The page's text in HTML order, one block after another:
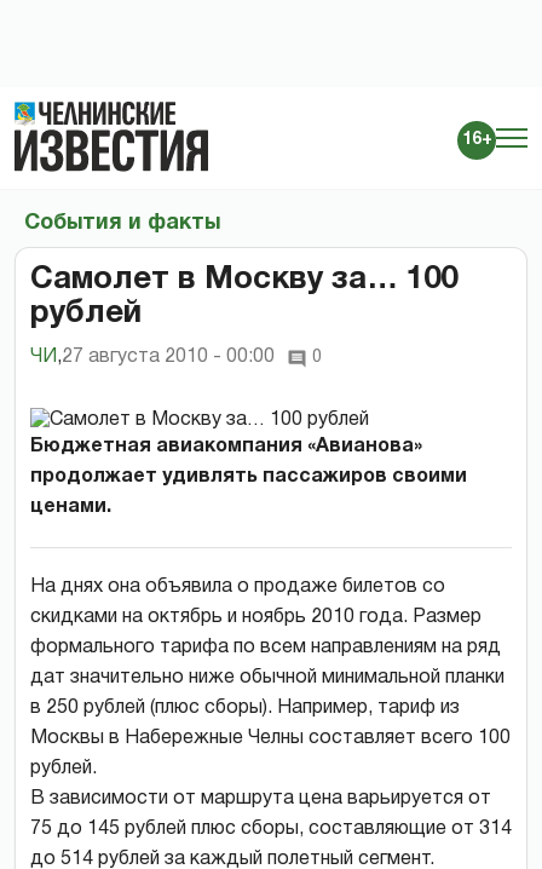
16+
События и факты
Самолет в Москву за… 100
рублей
ЧИ ,27 августа 2010 - 00:00 0
Бюджетная авиакомпания «Авианова»
продолжает удивлять пассажиров своими
ценами.
На днях она объявила о продаже билетов со
скидками на октябрь и ноябрь 2010 года. Размер
формального тарифа по всем направлениям на ряд
дат значительно ниже обычной минимальной планки
в 250 рублей (плюс сборы). Например, тариф из
Москвы в Набережные Челны составляет всего 100
рублей.
В зависимости от маршрута цена варьируется от
75 до 145 рублей плюс сборы, составляющие от 314
до 514 рублей за каждый полетный сегмент.